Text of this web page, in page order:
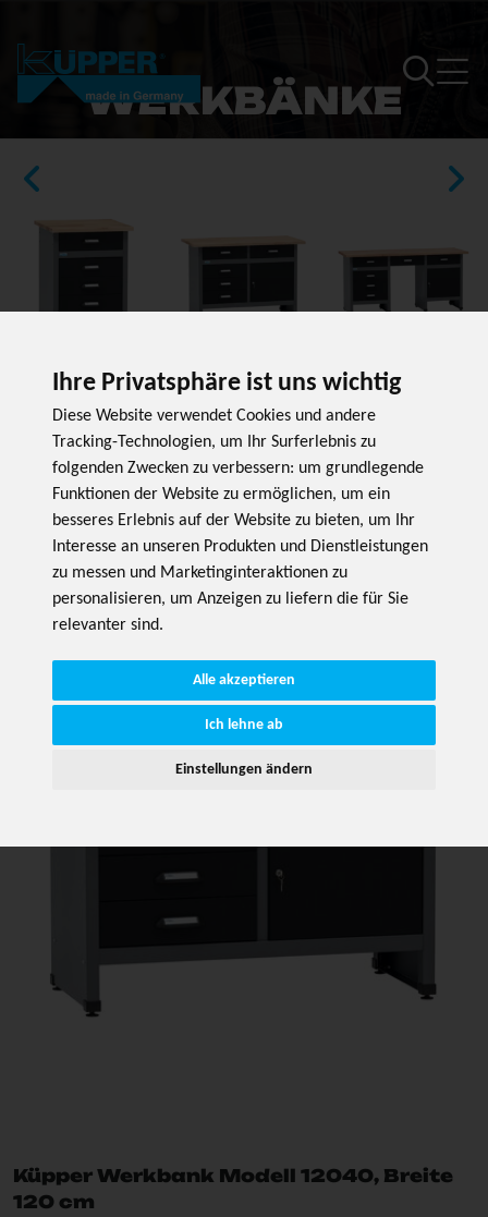
Ihre Privatsphäre ist uns wichtig
Diese Website verwendet Cookies und andere
Tracking-Technologien, um Ihr Surferlebnis zu
folgenden Zwecken zu verbessern: um grundlegende
Funktionen der Website zu ermöglichen, um ein
besseres Erlebnis auf der Website zu bieten, um Ihr
Interesse an unseren Produkten und Dienstleistungen
zu messen und Marketinginteraktionen zu
personalisieren, um Anzeigen zu liefern die für Sie
relevanter sind.
Alle akzeptieren
Ich lehne ab
Einstellungen ändern
WERKBÄNKE
60 CM 120 CM 170 CM
Küpper Werkbank Modell 12040, Breite
120 cm